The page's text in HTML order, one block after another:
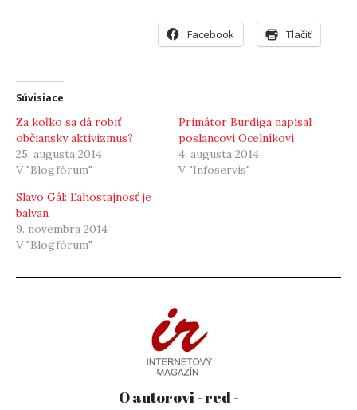
Facebook Tlačiť
Súvisiace
Za koľko sa dá robiť
občiansky aktivizmus?
25. augusta 2014
V "Blogfórum"
Primátor Burdiga napísal
poslancovi Ocelníkovi
4. augusta 2014
V "Infoservis"
Slavo Gál: Ľahostajnosť je
balvan
9. novembra 2014
V "Blogfórum"
O autorovi - red -